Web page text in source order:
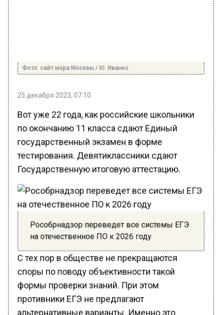
Фото: сайт мэра Москвы / Ю. Иванко
25 декабря 2023, 07:10
Вот уже 22 года, как российские школьники
по окончанию 11 класса сдают Единый
государственный экзамен в форме
тестирования. Девятиклассники сдают
Государственную итоговую аттестацию.
Рособрнадзор переведет все системы ЕГЭ
на отечественное ПО к 2026 году
С тех пор в обществе не прекращаются
споры по поводу объективности такой
формы проверки знаний. При этом
противники ЕГЭ не предлагают
альтернативные варианты. Именно это